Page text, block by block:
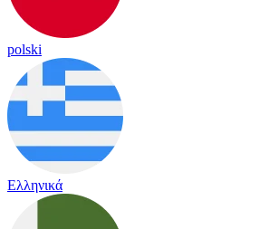
polski
Ελληνικά